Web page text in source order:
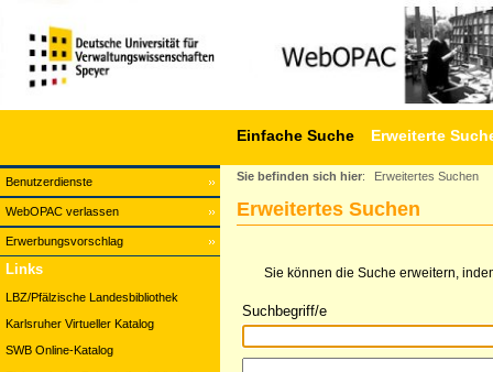
Benutzerdienste
WebOPAC verlassen
Erwerbungsvorschlag
Einfache Suche Erweiterte
Links
LBZ/Pfälzische Landesbibliothek
Karlsruher Virtueller Katalog
SWB Online-Katalog
Sie befinden sich hier: Erweitertes Suchen
Erweitertes Suchen
Sie können die Suche erweitern,
Suchbegriff/e